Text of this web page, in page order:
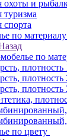
охоты и
туризма
спорта
по материалу
по
плотность
плотность
плотность
по цвету